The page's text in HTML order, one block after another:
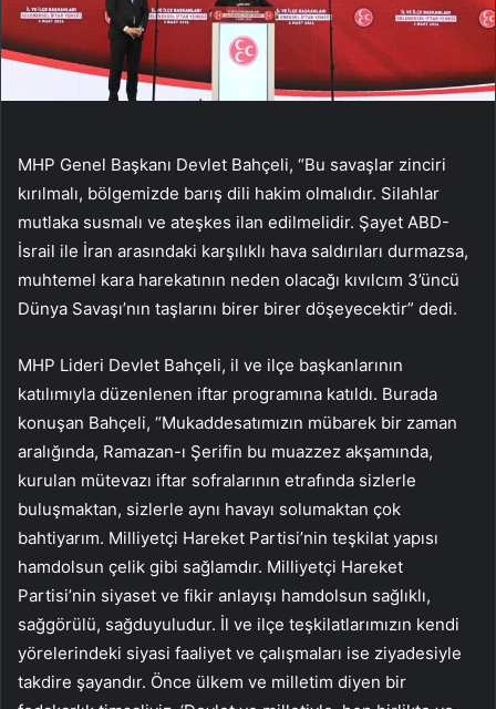
MHP Genel Başkanı Devlet Bahçeli, “Bu savaşlar zinciri
kırılmalı, bölgemizde barış dili hakim olmalıdır. Silahlar
mutlaka susmalı ve ateşkes ilan edilmelidir. Şayet ABD-
İsrail ile İran arasındaki karşılıklı hava saldırıları durmazsa,
muhtemel kara harekatının neden olacağı kıvılcım 3’üncü
Dünya Savaşı’nın taşlarını birer birer döşeyecektir” dedi.
MHP Lideri Devlet Bahçeli, il ve ilçe başkanlarının
katılımıyla düzenlenen iftar programına katıldı. Burada
konuşan Bahçeli, “Mukaddesatımızın mübarek bir zaman
aralığında, Ramazan-ı Şerifin bu muazzez akşamında,
kurulan mütevazı iftar sofralarının etrafında sizlerle
buluşmaktan, sizlerle aynı havayı solumaktan çok
bahtiyarım. Milliyetçi Hareket Partisi’nin teşkilat yapısı
hamdolsun çelik gibi sağlamdır. Milliyetçi Hareket
Partisi’nin siyaset ve fikir anlayışı hamdolsun sağlıklı,
sağgörülü, sağduyuludur. İl ve ilçe teşkilatlarımızın kendi
yörelerindeki siyasi faaliyet ve çalışmaları ise ziyadesiyle
takdire şayandır. Önce ülkem ve milletim diyen bir